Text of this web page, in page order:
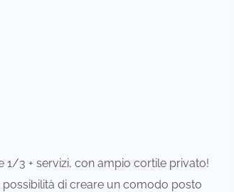
1/3 + servizi, con ampio cortile privato!
possibilità di creare un comodo posto